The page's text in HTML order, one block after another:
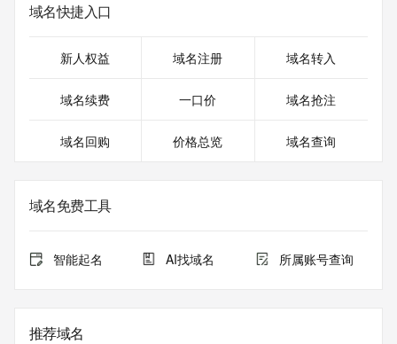
域名快捷入口
新人权益 域名注册 域名转入
域名续费 一口价 域名抢注
域名回购 价格总览 域名查询
域名免费工具
智能起名 AI找域名 所属账号查询
推荐域名